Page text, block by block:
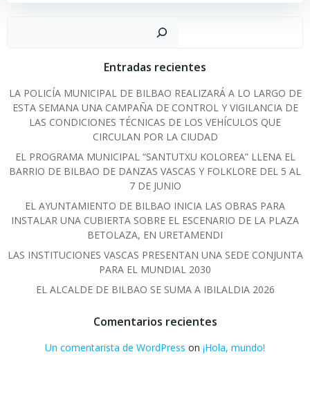
Entradas recientes
LA POLICÍA MUNICIPAL DE BILBAO REALIZARÁ A LO LARGO DE
ESTA SEMANA UNA CAMPAÑA DE CONTROL Y VIGILANCIA DE
LAS CONDICIONES TÉCNICAS DE LOS VEHÍCULOS QUE
CIRCULAN POR LA CIUDAD
EL PROGRAMA MUNICIPAL “SANTUTXU KOLOREA” LLENA EL
BARRIO DE BILBAO DE DANZAS VASCAS Y FOLKLORE DEL 5 AL
7 DE JUNIO
EL AYUNTAMIENTO DE BILBAO INICIA LAS OBRAS PARA
INSTALAR UNA CUBIERTA SOBRE EL ESCENARIO DE LA PLAZA
BETOLAZA, EN URETAMENDI
LAS INSTITUCIONES VASCAS PRESENTAN UNA SEDE CONJUNTA
PARA EL MUNDIAL 2030
EL ALCALDE DE BILBAO SE SUMA A IBILALDIA 2026
Comentarios recientes
Un comentarista de WordPress on ¡Hola, mundo!